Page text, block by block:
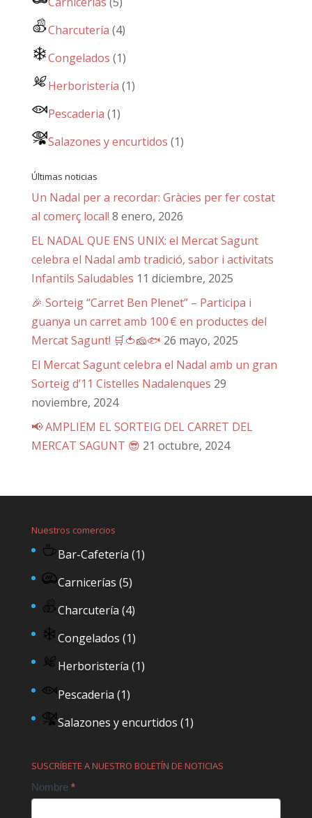
Charcutería (4)
Congelados (1)
Herboristería (1)
Pescaderia (1)
Salazones y encurtidos (1)
Últimas noticias
Un Nadal per a recordar: Gràcies per fer costat
al comerç local! 8 enero, 2026
EL NADAL QUE ENS UNIX: el Mercat Sagunt
celebra el Nadal amb tradició, sabor i activitats
Infantils Saludables 11 diciembre, 2025
🎉 Sorteig “Carret Ben Plenet” – Participa i
guanya un carret amb 100 € en productes del
Mercat Sagunt! 🛒🍅🧀🐟 26 mayo, 2025
El Mercat Sagunt celebra el Nadal amb un gran
Sorteig d’11 Cistelles Nadalenques 29
noviembre, 2024
📢 AMPLIEM EL SORTEIG DEL CARRET DEL
MERCAT SAGUNT 😎 21 octubre, 2024
Nuestros comercios
Bar-Cafetería (1)
Carnicerías (5)
Charcutería (4)
Congelados (1)
Herboristería (1)
Pescaderia (1)
Salazones y encurtidos (1)
SUSCRÍBETE A NUESTRO BOLETÍN DE NOTICIAS
Contact
Nombre *